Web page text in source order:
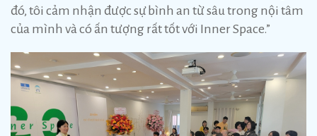
đó, tôi cảm nhận được sự bình an từ sâu trong nội tâm
của mình và có ấn tượng rất tốt với Inner Space.”